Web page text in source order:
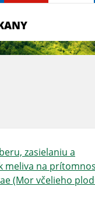
zasielaniu a
meliva na
(Mor včelieho